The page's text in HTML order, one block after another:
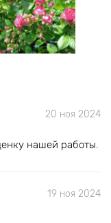
20 ноя 2024
нашей работы.
19 ноя 2024